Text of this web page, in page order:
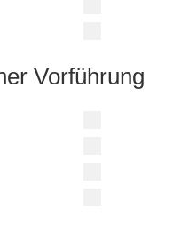
Vorführung